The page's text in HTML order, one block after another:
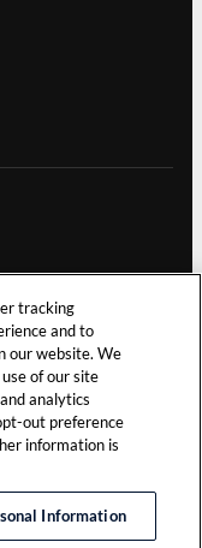
Koekievoorkeure
tracking
and to
our website. We
of our site
analytics
out preference
information is
Information